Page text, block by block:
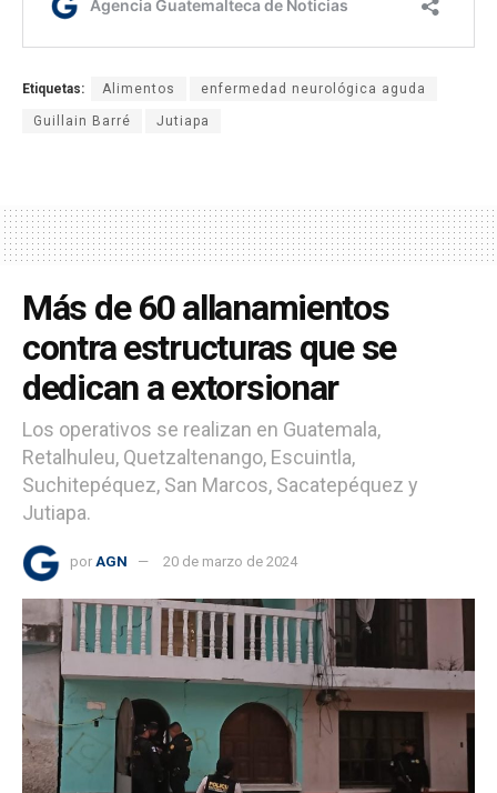
Etiquetas: Alimentos enfermedad neurológica aguda
Guillain Barré Jutiapa
Más de 60 allanamientos
contra estructuras que se
dedican a extorsionar
Los operativos se realizan en Guatemala,
Retalhuleu, Quetzaltenango, Escuintla,
Suchitepéquez, San Marcos, Sacatepéquez y
Jutiapa.
por AGN 20 de marzo de 2024